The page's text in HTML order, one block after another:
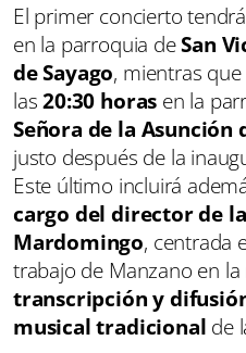
El primer concierto
en la parroquia deSan
de Sayago, mientras
las20:30 horas en la
Señora de la Asunción
justo después de la
Este último incluirá
cargo del director de
Mardomingo, centrada
trabajo de Manzano en la
transcripción y
musical tradicional de